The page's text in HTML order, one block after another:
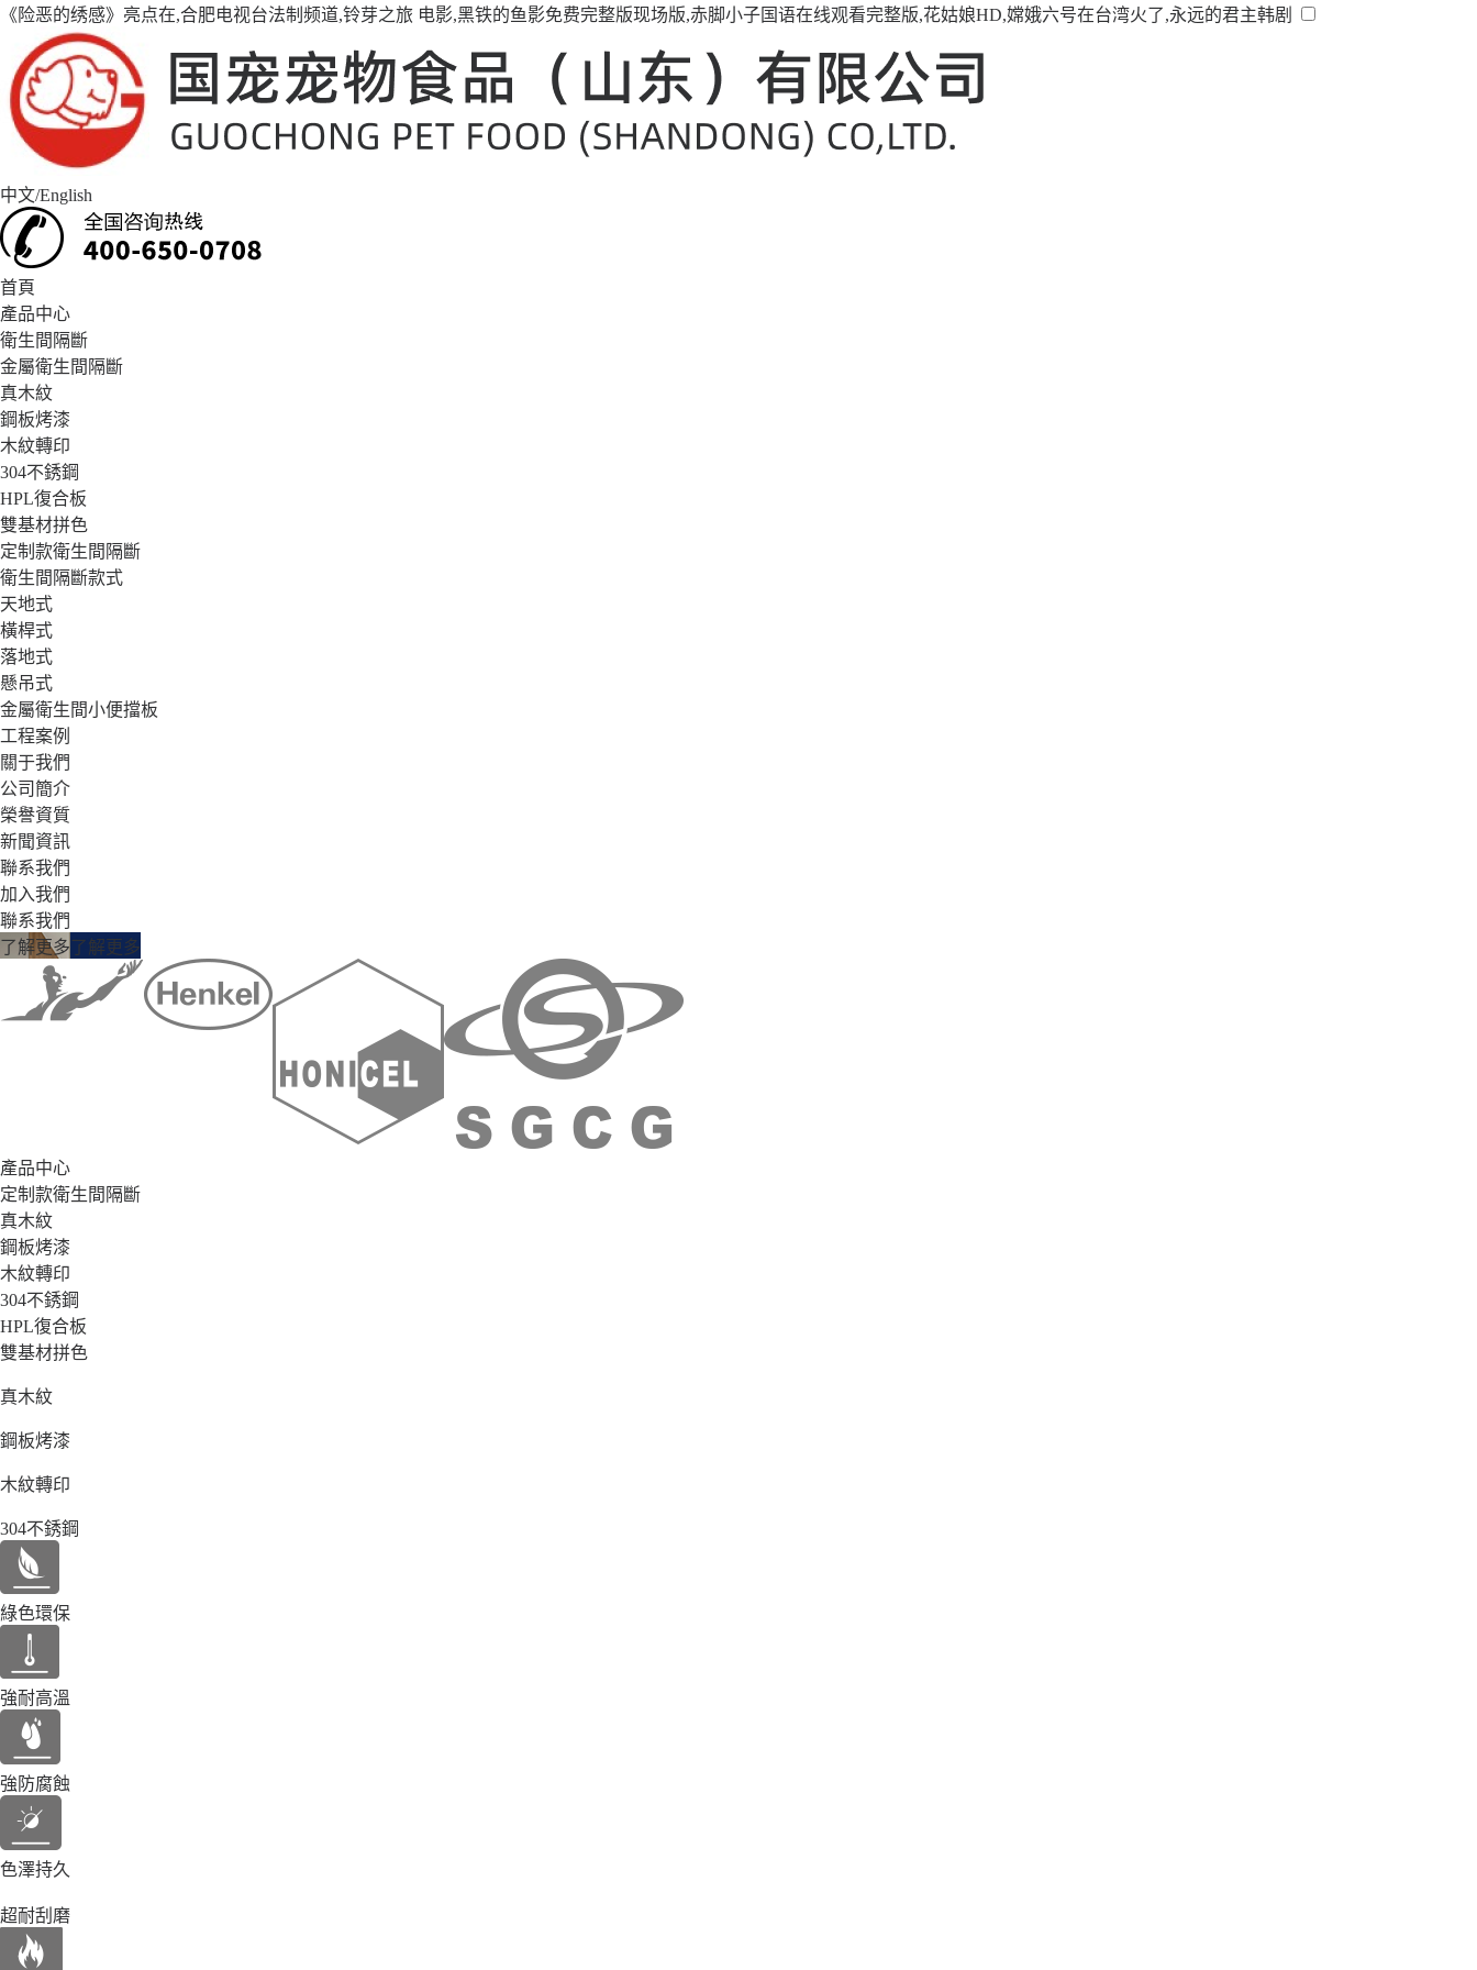
《险恶的绣感》亮点在,合肥电视台法制频道,铃芽之旅 电影,黑铁的鱼影免费完整版现场版,赤脚小子国语在线观看完整版,花姑娘HD,嫦娥六号在台湾火了,永远的君主韩剧
中文/English
首頁
產品中心
衛生間隔斷
金屬衛生間隔斷
真木紋
鋼板烤漆
木紋轉印
304不銹鋼
HPL復合板
雙基材拼色
定制款衛生間隔斷
衛生間隔斷款式
天地式
橫桿式
落地式
懸吊式
金屬衛生間小便擋板
工程案例
關于我們
公司簡介
榮譽資質
新聞資訊
聯系我們
加入我們
聯系我們
了解更多了解更多
產品中心
定制款衛生間隔斷
真木紋
鋼板烤漆
木紋轉印
304不銹鋼
HPL復合板
雙基材拼色
真木紋
鋼板烤漆
木紋轉印
304不銹鋼
綠色環保
強耐高溫
強防腐蝕
色澤持久
超耐刮磨